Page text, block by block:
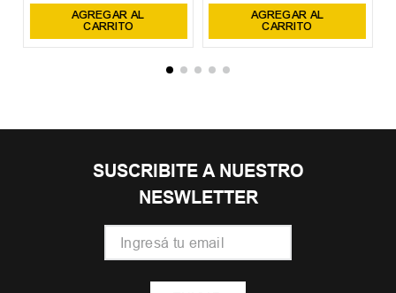
AGREGAR AL
CARRITO
AGREGAR AL
CARRITO
SUSCRIBITE A NUESTRO
NESWLETTER